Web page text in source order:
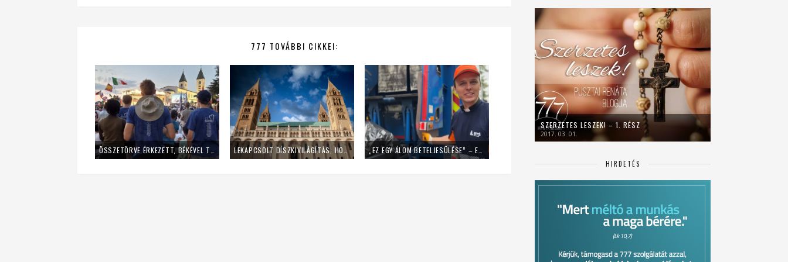
777 TOVÁBBI CIKKEI:
LEKAPCSOLT DÍSZKIVILÁGÍTÁS, HOME OFFICE – ÍGY SPÓROL AZ ENERGIÁVAL A PÉCSI EGYHÁZMEGYE
SZERZETES LESZEK! – 1. RÉSZ
2017. 03. 01.
HIRDETÉS